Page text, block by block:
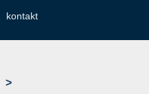
kontakt
>